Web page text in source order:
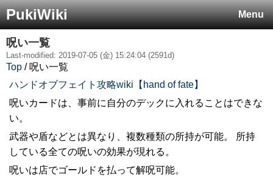
Menu
PukiWiki
呪い一覧
Last-modified: 2019-07-05 (金) 15:24:04 (2591d)
Top / 呪い一覧
ハンドオブフェイト攻略wiki【hand of fate】
呪いカードは、事前に自分のデックに入れることはできな
い。
武器や盾などとは異なり、複数種類の所持が可能。 所持
している全ての呪いの効果が現れる。
呪いは店でゴールドを払って解呪可能。